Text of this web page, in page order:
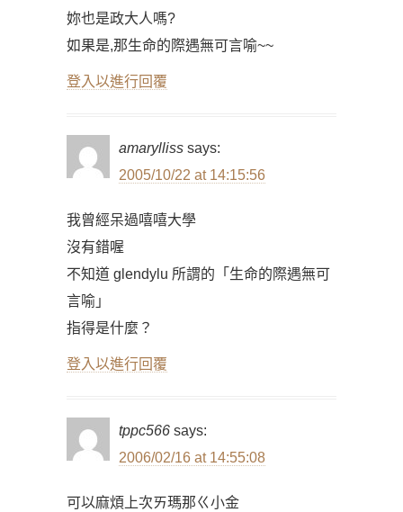
妳也是政大人嗎?
如果是,那生命的際遇無可言喻~~
登入以進行回覆
amarylliss says:
2005/10/22 at 14:15:56
我曾經呆過嘻嘻大學
沒有錯喔
不知道 glendylu 所謂的「生命的際遇無可
言喻」
指得是什麼？
登入以進行回覆
tppc566 says:
2006/02/16 at 14:55:08
可以麻煩上次ㄞ瑪那ㄍ小金